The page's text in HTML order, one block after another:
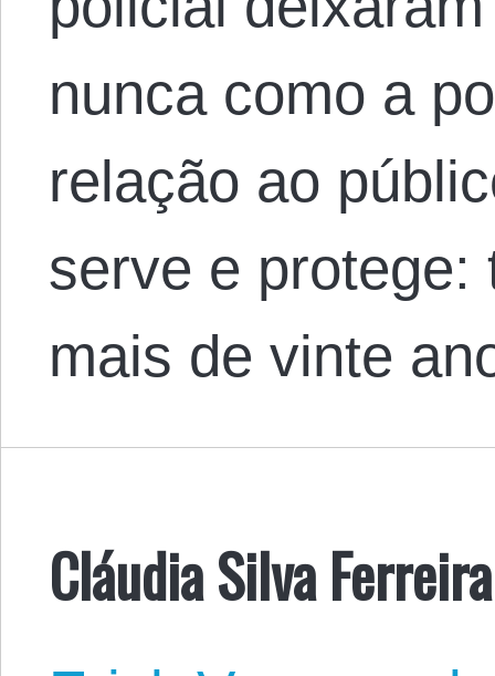
nunca como a
relação ao
serve e protege:
mais de vinte
Cláudia Silva